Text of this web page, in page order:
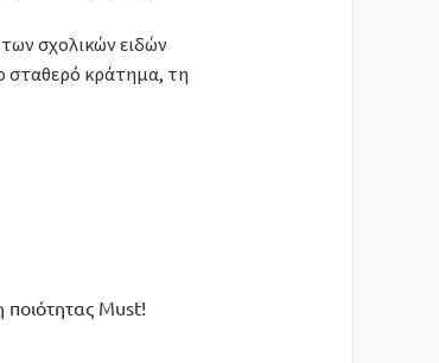
σχολικών ειδών
σταθερό κράτημα, τη
ποιότητας Must!